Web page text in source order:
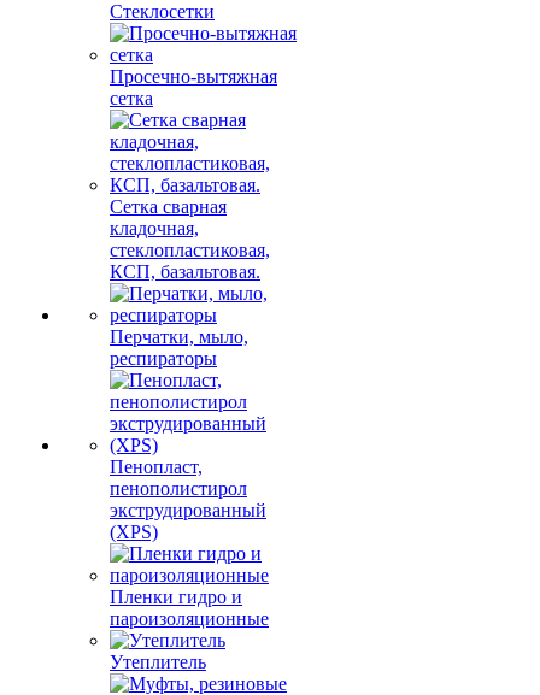
Стеклосетки
Просечно-вытяжная
сетка
Сетка сварная
кладочная,
стеклопластиковая,
КСП, базальтовая.
Перчатки, мыло,
респираторы
Пенопласт,
пенополистирол
экструдированный
(XPS)
Пленки гидро и
пароизоляционные
Утеплитель